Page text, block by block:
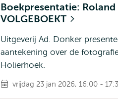
Boekpresentatie:
VOLGEBOEKT
Uitgeverij Ad. Donker
aantekening over de
Holierhoek.
vrijdag 23 jan 2026, 16:00 -